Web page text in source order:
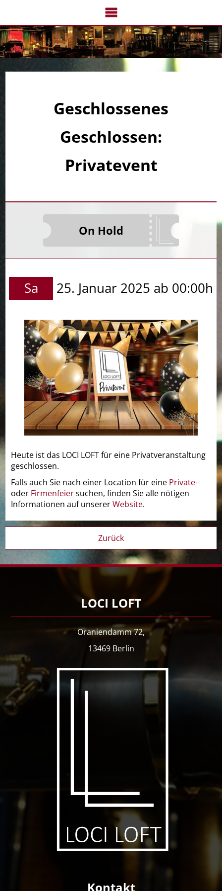
Navigation
überspringen
Geschlossenes
Geschlossen:
Privatevent
On Hold
Sa 25. Januar 2025 ab 00:00h
Heute ist das LOCI LOFT für eine Privatveranstaltung
geschlossen.
Falls auch Sie nach einer Location für eine Private-
oder Firmenfeiersuchen, finden Sie alle nötigen
Informationen auf unsererWebsite.
Zurück
LOCI LOFT
Oraniendamm 72,
13469 Berlin
Kontakt